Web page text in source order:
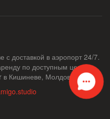
с доставкой в ​​аэропорт 24/7.
по доступным ценам,
Кишиневе, Молдове.